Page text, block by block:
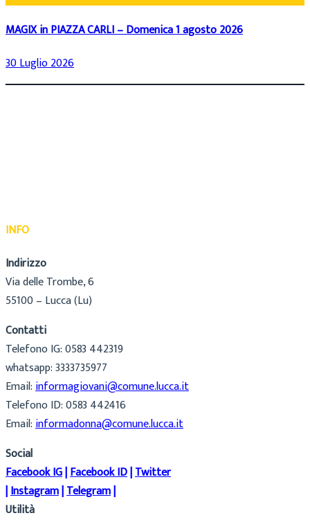
MAGIX in PIAZZA CARLI – Domenica 1 agosto 2026
30 Luglio 2026
INFO
Indirizzo
Via delle Trombe, 6
55100 – Lucca (Lu)
Contatti
Telefono IG: 0583 442319
whatsapp: 3333735977
Email:informagiovani@comune.lucca.it
Telefono ID: 0583 442416
Email:informadonna@comune.lucca.it
Social
Facebook IG|Facebook ID|Twitter
|Instagram|Telegram|
Utilità